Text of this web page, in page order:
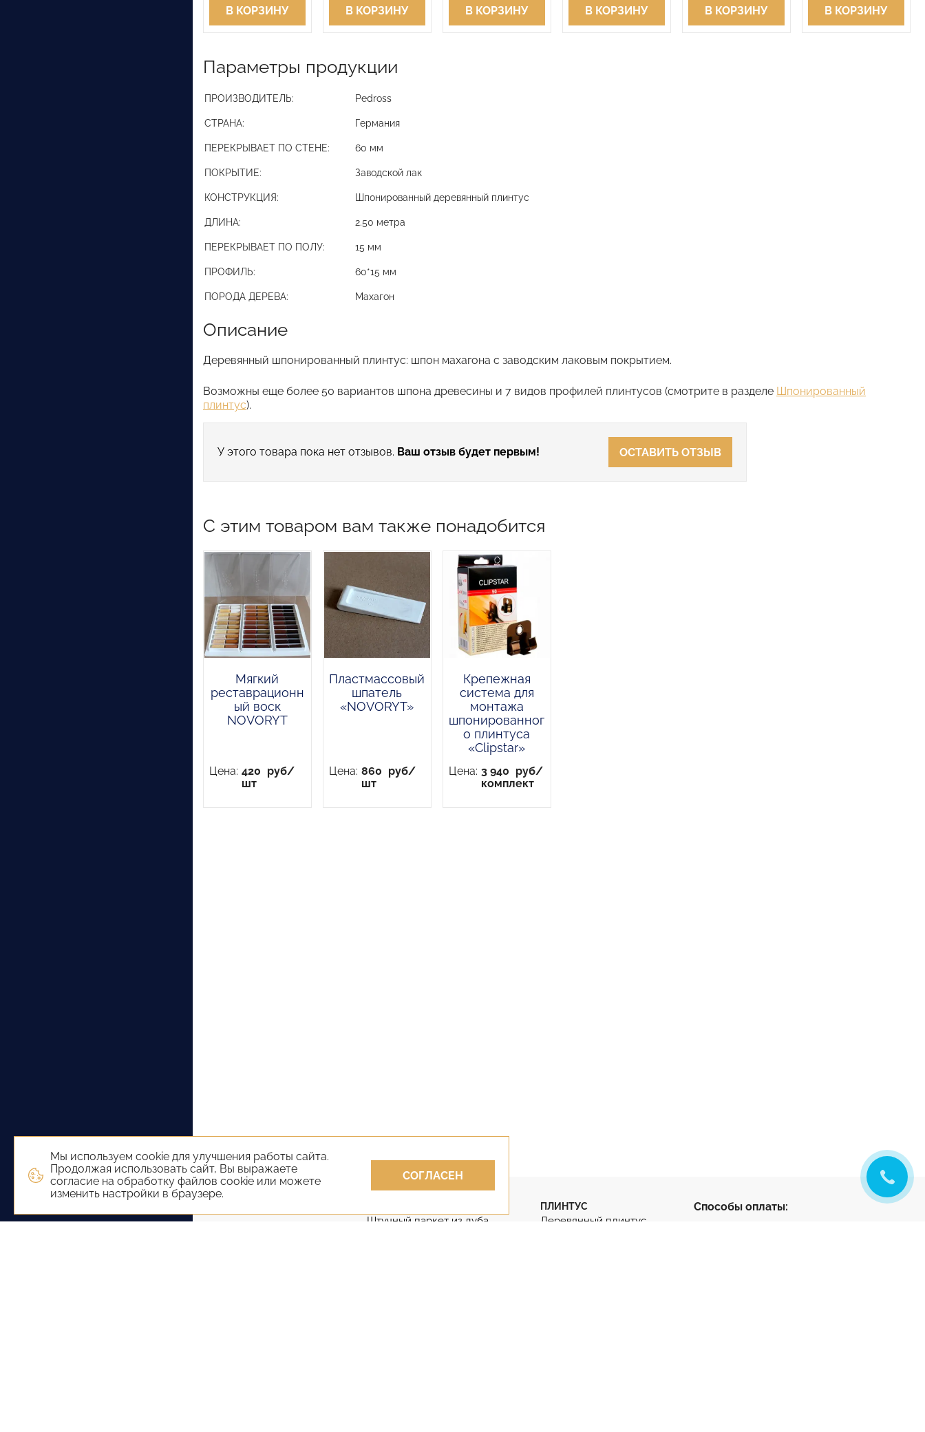
Мы используем cookie для улучшения работы сайта.
Продолжая использовать сайт, Вы выражаете
согласие на обработку файлов cookie или можете
изменить настройки в браузере.
СОГЛАСЕН
В КОРЗИНУ В КОРЗИНУ В КОРЗИНУ В КОРЗИНУ В КОРЗИНУ В КОРЗИНУ
Параметры продукции
ПРОИЗВОДИТЕЛЬ: Pedross
СТРАНА: Германия
ПЕРЕКРЫВАЕТ ПО СТЕНЕ: 60 мм
ПОКРЫТИЕ: Заводской лак
КОНСТРУКЦИЯ: Шпонированный деревянный плинтус
ДЛИНА: 2.50 метра
ПЕРЕКРЫВАЕТ ПО ПОЛУ: 15 мм
ПРОФИЛЬ: 60*15 мм
ПОРОДА ДЕРЕВА: Махагон
Описание
Деревянный шпонированный плинтус: шпон махагона с заводским лаковым покрытием.
Возможны еще более 50 вариантов шпона древесины и 7 видов профилей плинтусов (смотрите в разделе Шпонированный
плинтус).
У этого товара пока нет отзывов. Ваш отзыв будет первым! ОСТАВИТЬ ОТЗЫВ
С этим товаром вам также понадобится
Мягкий
реставрационн
ый воск
NOVORYT
Цена: 420 руб/
шт
Пластмассовый
шпатель
«NOVORYT»
Цена: 860 руб/
шт
Крепежная
система для
монтажа
шпонированног
о плинтуса
«Clipstar»
Цена: 3 940 руб/
комплект
Штучный паркет из дуба
ПЛИНТУС
Деревянный плинтус
Способы оплаты: